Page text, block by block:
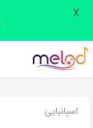
اشتراک
با
اسپانیایی
X